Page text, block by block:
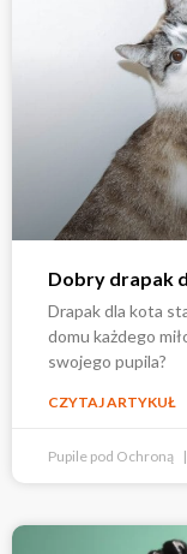
Dobry drapak
Drapak dla kota
domu każdego
swojego pupila?
CZYTAJ ARTYKUŁ
Pupile pod Ochroną